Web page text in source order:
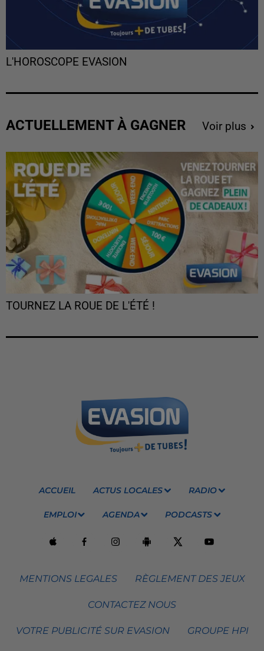
L'HOROSCOPE EVASION
ACTUELLEMENT À GAGNER Voir plus
TOURNEZ LA ROUE DE L'ÉTÉ !
ACCUEIL ACTUS LOCALES RADIO
EMPLOI AGENDA PODCASTS
MENTIONS LEGALES RÈGLEMENT DES JEUX
CONTACTEZ NOUS
VOTRE PUBLICITÉ SUR EVASION GROUPE HPI